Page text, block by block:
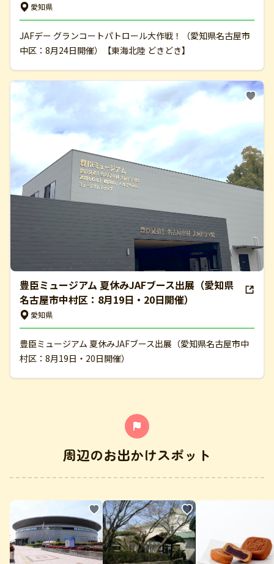
愛知県
JAFデー グランコートパトロール大作戦！（愛知県名古屋市
中区：8月24日開催）【東海北陸 どきどき】
豊臣ミュージアム 夏休みJAFブース出展（愛知県
名古屋市中村区：8月19日・20日開催）
愛知県
豊臣ミュージアム 夏休みJAFブース出展（愛知県名古屋市中
村区：8月19日・20日開催）
周辺のお出かけスポット